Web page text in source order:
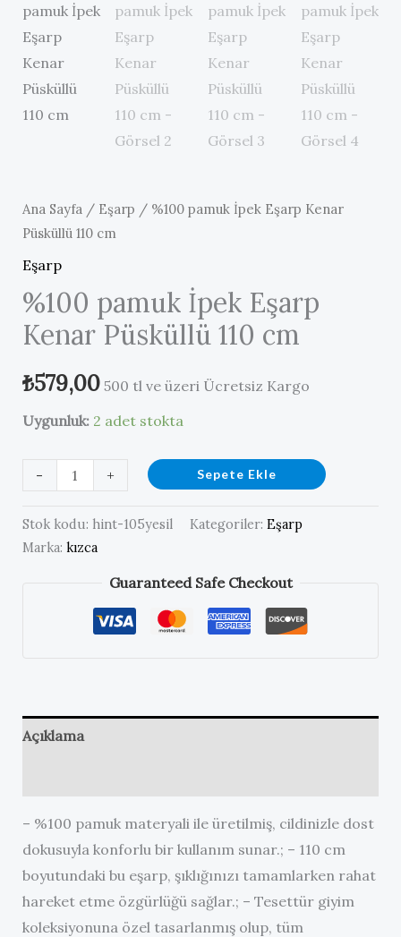
Ana Sayfa / Eşarp / %100 pamuk İpek Eşarp Kenar
Püsküllü 110 cm
Eşarp
%100 pamuk İpek Eşarp
Kenar Püsküllü 110 cm
₺579,00 500 tl ve üzeri Ücretsiz Kargo
Uygunluk: 2 adet stokta
-
%100
İpek
Eşarp
+ Sepete Ekle
Stok kodu: hint-105yesil Kategoriler: Eşarp
Marka: kızca
Guaranteed Safe Checkout
Açıklama
– %100 pamuk materyali ile üretilmiş, cildinizle dost
dokusuyla konforlu bir kullanım sunar.; – 110 cm
boyutundaki bu eşarp, şıklığınızı tamamlarken rahat
hareket etme özgürlüğü sağlar.; – Tesettür giyim
koleksiyonuna özel tasarlanmış olup, tüm